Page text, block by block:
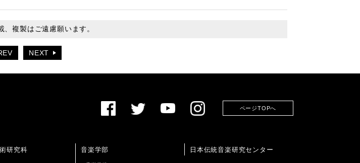
複製はご遠慮願います。
NEXT
ページTOPへ
研究科 音楽学部 日本伝統音楽研究センター